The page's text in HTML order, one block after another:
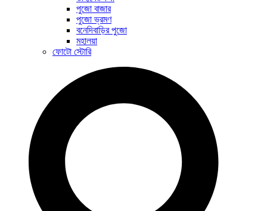
পুজো বাজার
পুজো ভ্রমণ
বনেদিবাড়ির পুজো
মহালয়া
ফোটো স্টোরি